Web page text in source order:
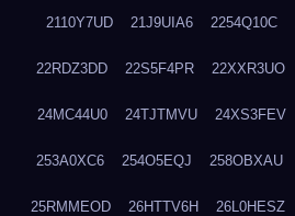
2110Y7UD 21J9UIA6 2254Q10C
22RDZ3DD 22S5F4PR 22XXR3UO
24MC44U0 24TJTMVU 24XS3FEV
253A0XC6 254O5EQJ 258OBXAU
25RMMEOD 26HTTV6H 26L0HESZ